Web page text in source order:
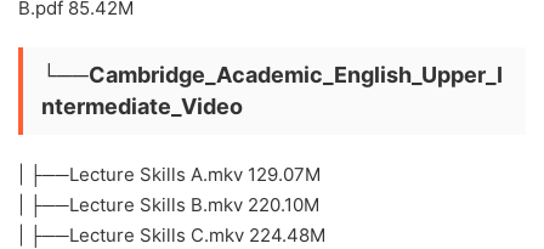
B.pdf 85.42M
└──Cambridge_Academic_English_Upper_I
ntermediate_Video
| ├──Lecture Skills A.mkv 129.07M
| ├──Lecture Skills B.mkv 220.10M
| ├──Lecture Skills C.mkv 224.48M